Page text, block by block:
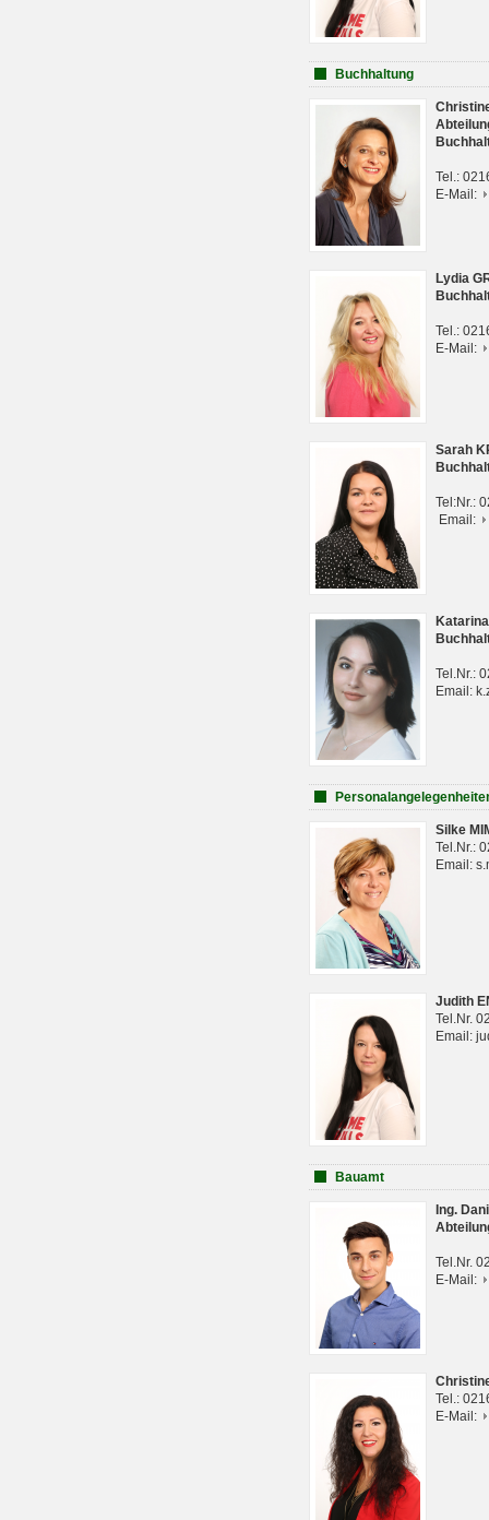
Buchhaltung
Tel.:
E-Mail:
Lydia
Tel.:
E-Mail:
Sarah
Tel:Nr.:
Email:
Tel.Nr.:
Email:
Silke
Tel.Nr.:
Email:
Judith
Tel.Nr.
Email:
Bauamt
Ing.
Tel.Nr.
E-Mail:
Tel.:
E-Mail: